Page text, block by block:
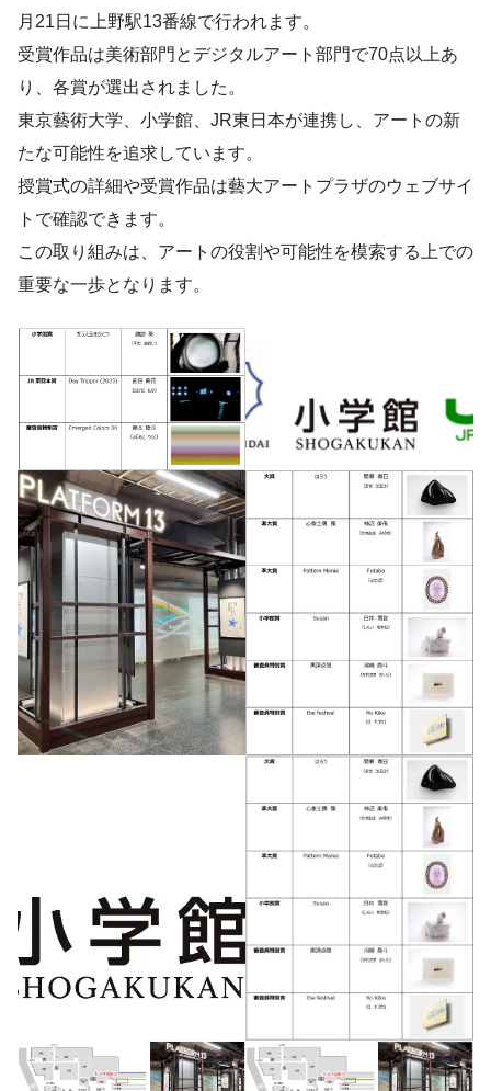
月21日に上野駅13番線で行われます。
受賞作品は美術部門とデジタルアート部門で70点以上あ
り、各賞が選出されました。
東京藝術大学、小学館、JR東日本が連携し、アートの新
たな可能性を追求しています。
授賞式の詳細や受賞作品は藝大アートプラザのウェブサイ
トで確認できます。
この取り組みは、アートの役割や可能性を模索する上での
重要な一歩となります。